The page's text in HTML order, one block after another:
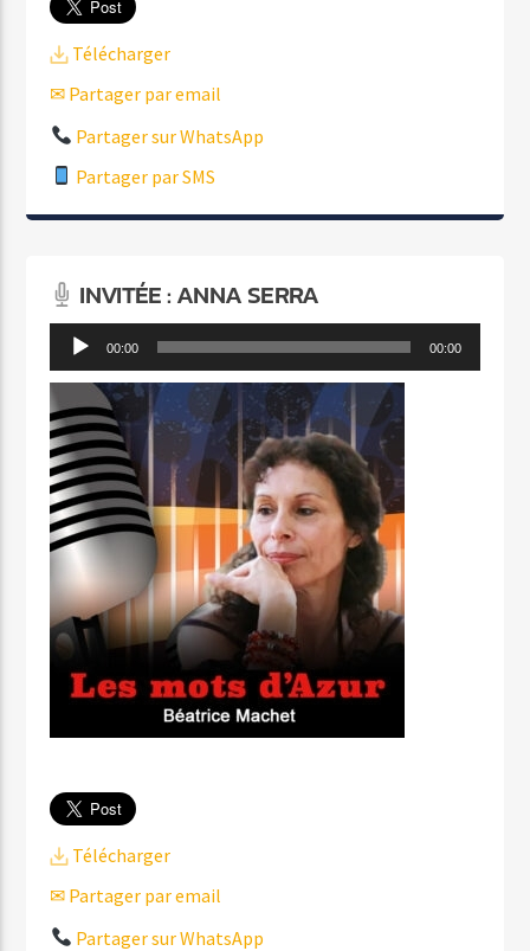
Télécharger
✉ Partager par email
Partager sur WhatsApp
Partager par SMS
INVITÉE : ANNA SERRA
Lecteur 00:00 00:00
Télécharger
✉ Partager par email
Partager sur WhatsApp